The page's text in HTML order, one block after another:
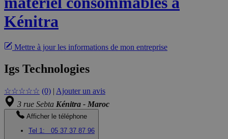
Kénitra
Mettre à jour les informations de mon entreprise
Igs Technologies
☆☆☆☆☆ (0) | Ajouter un avis
3 rue Sebta Kénitra - Maroc
Afficher le téléphone
Tel 1:
05 37 37 87 96